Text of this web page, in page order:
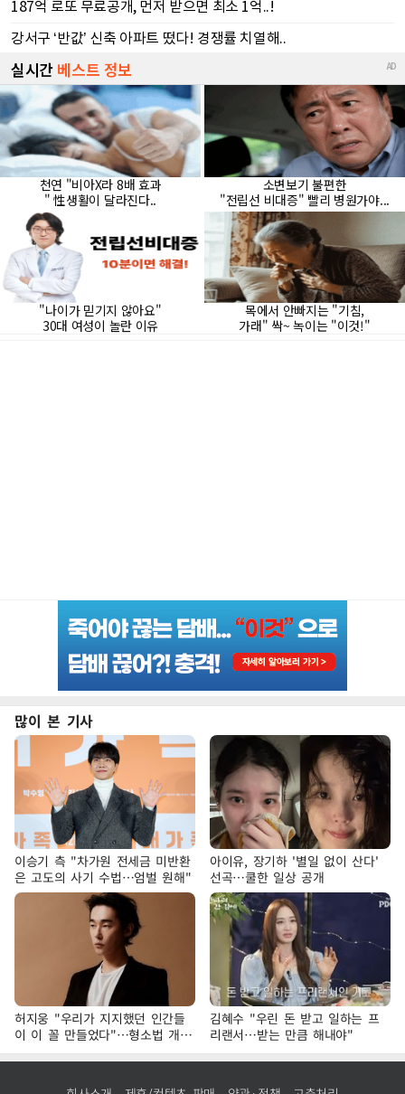
많이 본 기사
이승기 측 "차가원 전세금 미반환
은 고도의 사기 수법…엄벌 원해"
아이유, 장기하 '별일 없이 산다'
선곡…쿨한 일상 공개
허지웅 "우리가 지지했던 인간들
이 이 꼴 만들었다"…형소법 개정
에 격한 반응
김혜수 "우린 돈 받고 일하는 프
리랜서…받는 만큼 해내야"